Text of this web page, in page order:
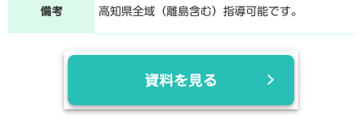
備考 高知県全域（離島含む）指導可能です。
資料を見る